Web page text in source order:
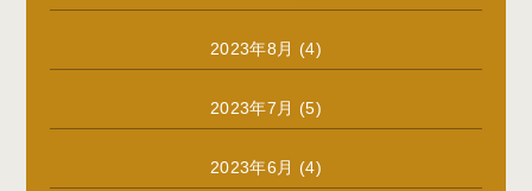
2023年8月 (4)
2023年7月 (5)
2023年6月 (4)